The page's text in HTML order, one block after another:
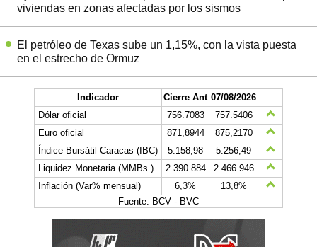
viviendas en zonas afectadas por los sismos
El petróleo de Texas sube un 1,15%, con la vista puesta
en el estrecho de Ormuz
Indicador Cierre Ant 07/08/2026
Dólar oficial
756.7083
757.5406
Euro oficial
871,8944
875,2170
Índice Bursátil Caracas (IBC)
5.158,98
5.256,49
Liquidez Monetaria (MMBs.)
2.390.884
2.466.946
Inflación (Var% mensual)
6,3%
13,8%
Fuente: BCV - BVC